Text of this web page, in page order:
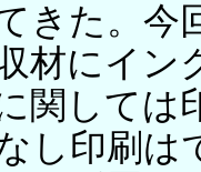
きた。今
材にイン
関しては
し印刷は